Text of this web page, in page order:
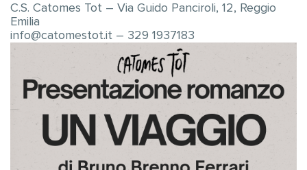
C.S. Catomes Tot – Via Guido Panciroli, 12, Reggio
Emilia
info@catomestot.it – 329 1937183